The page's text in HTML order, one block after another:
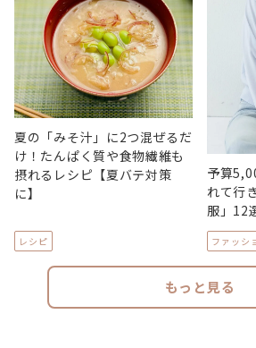
夏の「みそ汁」に2つ混ぜるだ
け！たんぱく質や食物繊維も
摂れるレシピ【夏バテ対策
に】
レシピ
予算
れて行
服」12
ファッシ
もっと見る